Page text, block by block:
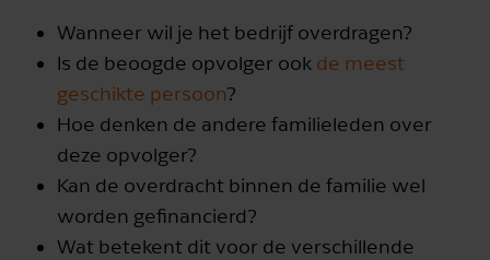
Wanneer wil je het bedrijf overdragen?
Is de beoogde opvolger ook de meest
geschikte persoon?
Hoe denken de andere familieleden over
deze opvolger?
Kan de overdracht binnen de familie wel
worden gefinancierd?
Wat betekent dit voor de verschillende